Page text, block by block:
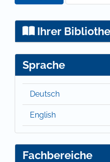
Ihrer
Sprache
Deutsch
English
Fachbereiche